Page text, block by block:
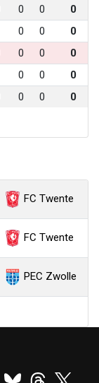
0 0
0
0 0
0
0 0
0
0 0
0
0 0 0
FC Twente
FC Twente
PEC Zwolle